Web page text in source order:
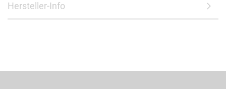
Hersteller-Info